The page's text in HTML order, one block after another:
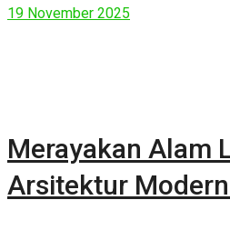
19 November 2025
Merayakan Alam
Arsitektur